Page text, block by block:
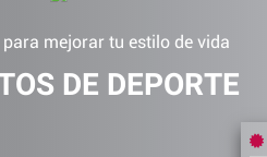
mejorar tu estilo de vida
DE DEPORTE